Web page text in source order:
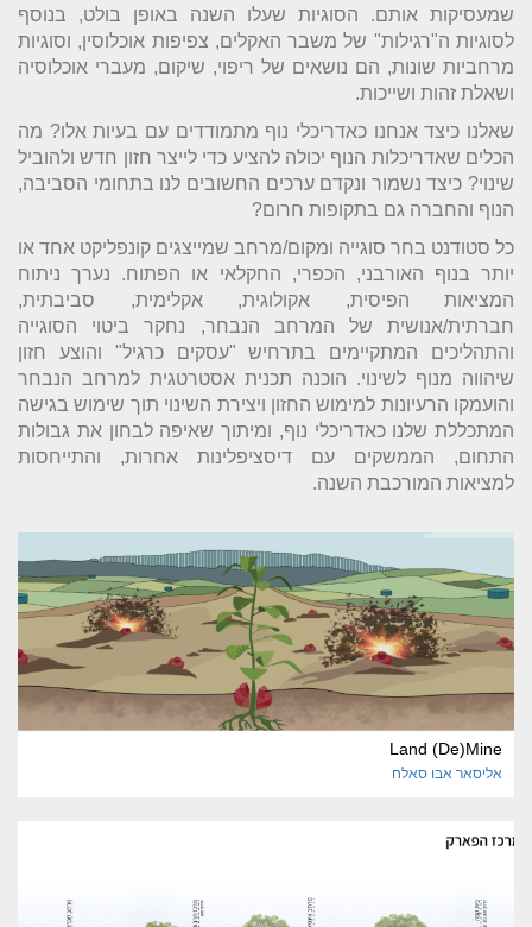
שמעסיקות אותם. הסוגיות שעלו השנה באופן בולט, בנוסף
לסוגיות ה"רגילות" של משבר האקלים, צפיפות אוכלוסין, וסוגיות
מרחביות שונות, הם נושאים של ריפוי, שיקום, מעברי אוכלוסיה
ושאלת זהות ושייכות.
שאלנו כיצד אנחנו כאדריכלי נוף מתמודדים עם בעיות אלו? מה
הכלים שאדריכלות הנוף יכולה להציע כדי לייצר חזון חדש ולהוביל
שינוי? כיצד נשמור ונקדם ערכים החשובים לנו בתחומי הסביבה,
הנוף והחברה גם בתקופות חרום?
כל סטודנט בחר סוגייה ומקום/מרחב שמייצגים קונפליקט אחד או
יותר בנוף האורבני, הכפרי, החקלאי או הפתוח. נערך ניתוח
המציאות הפיסית, אקולוגית, אקלימית, סביבתית,
חברתית/אנושית של המרחב הנבחר, נחקר ביטוי הסוגייה
והתהליכים המתקיימים בתרחיש "עסקים כרגיל" והוצע חזון
שיהווה מנוף לשינוי. הוכנה תכנית אסטרטגית למרחב הנבחר
והועמקו הרעיונות למימוש החזון ויצירת השינוי תוך שימוש בגישה
המתכללת שלנו כאדריכלי נוף, ומיתוך שאיפה לבחון את גבולות
התחום, הממשקים עם דיסציפלינות אחרות, והתייחסות
למציאות המורכבת השנה.
Land (De)Mine
אליסאר אבו סאלח